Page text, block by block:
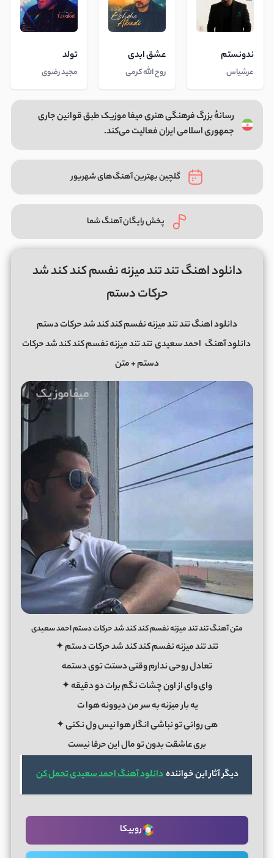
ندونستم
عرشیاس
عشق ابدی
روح الله کرمی
تولد
مجید رضوی
رسانهٔ بزرگ فرهنگی هنری میفا موزیک طبق قوانین جاری
جمهوری اسلامی ایران فعالیت می‌کند.
گلچین بهترین آهنگ‌های شهریور
پخش رایگان آهنگ شما
دانلود اهنگ تند تند میزنه نفسم کند کند شد
حرکات دستم
دانلود اهنگ تند تند میزنه نفسم کند کند شد حرکات دستم
دانلود آهنگ احمد سعیدیتند تند میزنه نفسم کند کند شد حرکات
دستم + متن
متن آهنگ تند تند میزنه نفسم کند کند شد حرکات دستم احمد سعیدی
تند تند میزنه نفسم کند کند شد حرکات دستم ✦
تعادل روحی ندارم وقتی دستت توی دستمه
وای وای از اون چشات نگم برات دو دقیقه ✦
یه بار میزنه به سر من دیوونه هوات
هی روانی تو نباشی انگار هوا نیس ول نکنی ✦
بری عاشقت بدون تو مال این حرفا نیست
دیگر آثار این خوانندهدانلود آهنگ احمد سعیدی تحمل کن
روبیکا